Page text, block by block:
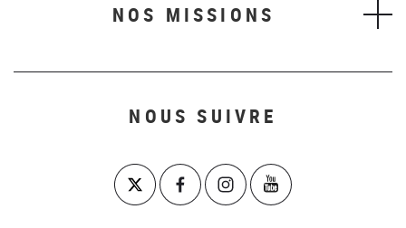
NOS MISSIONS
NOUS SUIVRE